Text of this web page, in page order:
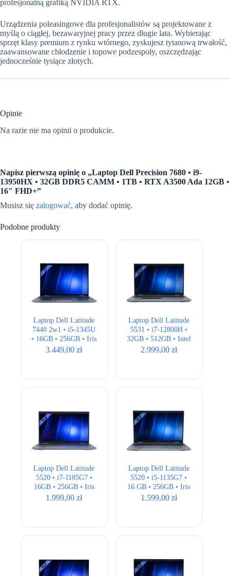
profesjonalną grafiką NVIDIA RTX.
Urządzenia poleasingowe dla profesjonalistów są projektowane z
myślą o ciągłej, bezawaryjnej pracy przez długie lata. Wybierając
sprzęt klasy premium z rynku wtórnego, zyskujesz tytanową trwałość,
zaawansowane chłodzenie i topowe podzespoły, oszczędzając
jednocześnie tysiące złotych.
Opinie
Na razie nie ma opinii o produkcie.
Napisz pierwszą opinię o „Laptop Dell Precision 7680 • i9-
13950HX • 32GB DDR5 CAMM • 1TB • RTX A3500 Ada 12GB •
16″ FHD+”
Musisz się zalogować, aby dodać opinię.
Podobne produkty
Laptop Dell Latitude
7440 2w1 • i5-1345U
• 16GB • 256GB • Iris
Xe • 14″ FHD+ •
3.449,00zł
Laptop Dell Latitude
5531 • i7-12800H •
32GB • 512GB • Intel
UHD Graphics •
2.999,00 zł
Laptop Dell Latitude
5520 • i7-1185G7 •
16GB • 256GB • Iris
Xe • 15,6″ Full HD
1.999,00zł
Laptop Dell Latitude
5520 • i5-1135G7 •
16 GB • 256GB • Iris
Xe • 15,6 ” Full HD
1.599,00 zł